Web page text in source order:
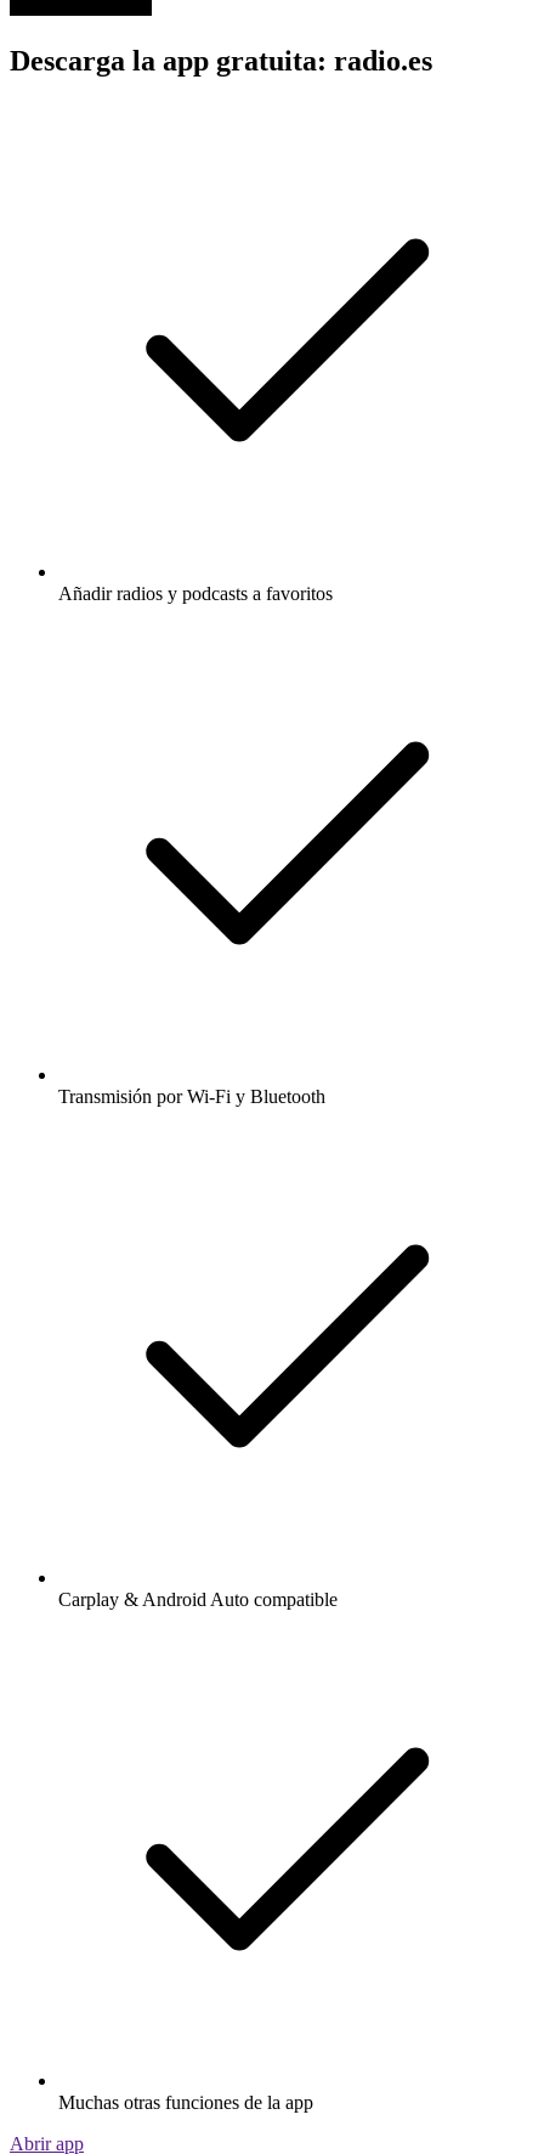
Descarga la app gratuita: radio.es
Añadir radios y podcasts a favoritos
Transmisión por Wi-Fi y Bluetooth
Carplay & Android Auto compatible
Muchas otras funciones de la app
Abrir app